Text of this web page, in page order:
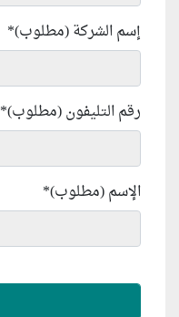
إسم الشركة (مطلوب)*
رقم التليفون (مطلوب)*
الإسم (مطلوب)*